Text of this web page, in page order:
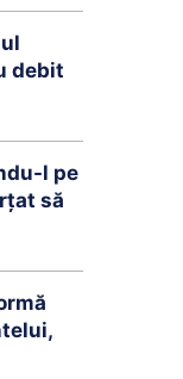
debit
l pe
să